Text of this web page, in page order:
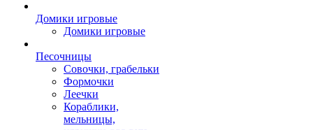
Домики игровые
Домики игровые
Песочницы
Совочки, грабельки
Формочки
Леечки
Кораблики,
мельницы,